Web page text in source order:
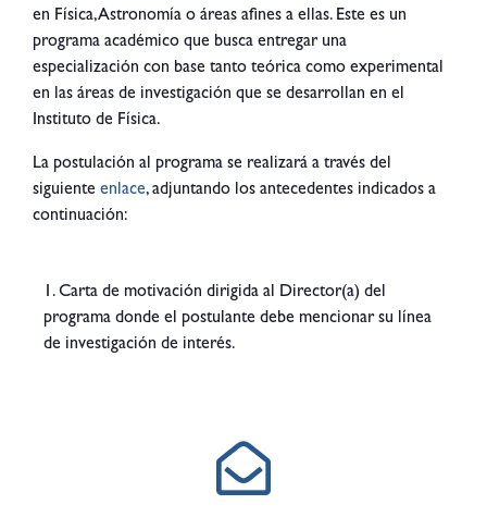
en Física, Astronomía o áreas afines a ellas. Este es un
programa académico que busca entregar una
especialización con base tanto teórica como experimental
en las áreas de investigación que se desarrollan en el
Instituto de Física.
La postulación al programa se realizará a través del
siguiente enlace, adjuntando los antecedentes indicados a
continuación:
1. Carta de motivación dirigida al Director(a) del
programa donde el postulante debe mencionar su línea
de investigación de interés.